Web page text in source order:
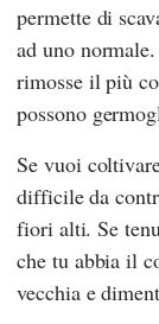
permette di
ad uno
rimosse il più
possono
Se vuoi
difficile da
fiori alti. Se
che tu abbia il
vecchia e